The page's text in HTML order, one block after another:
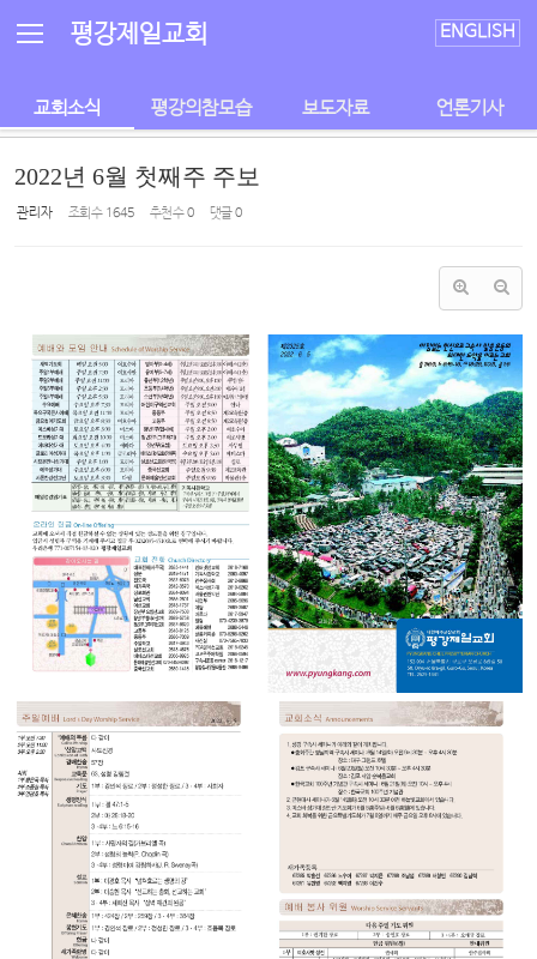
평강제일교회 ENGLISH
교회소식 평강의참모습 보도자료 언론기사
2022년 6월 첫째주 주보
관리자 조회 수 1645 추천 수0 댓글0